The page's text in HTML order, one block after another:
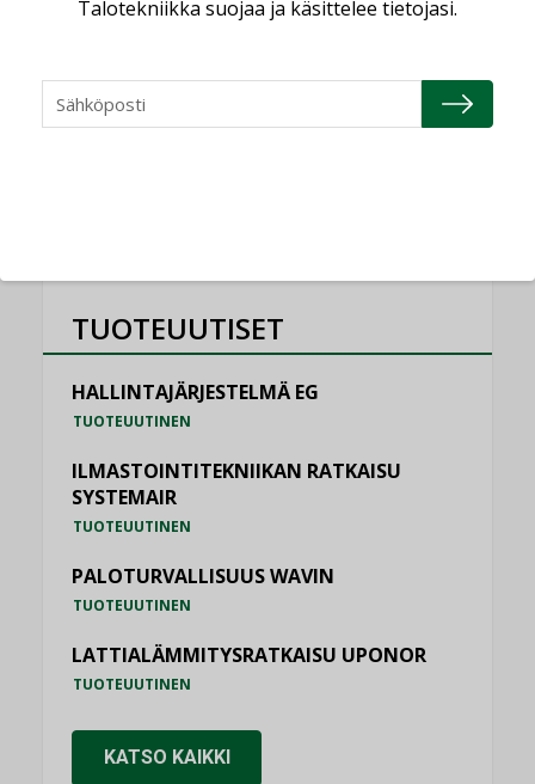
Schneider Electric
NIMITYKSET
TUOTEUUTISET
HALLINTAJÄRJESTELMÄ EG
TUOTEUUTINEN
ILMASTOINTITEKNIIKAN RATKAISU
SYSTEMAIR
TUOTEUUTINEN
PALOTURVALLISUUS WAVIN
TUOTEUUTINEN
LATTIALÄMMITYSRATKAISU UPONOR
TUOTEUUTINEN
KATSO KAIKKI
Talotekniikka suojaa ja käsittelee tietojasi.